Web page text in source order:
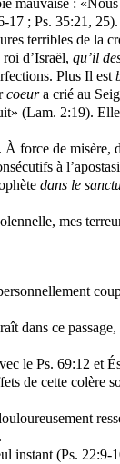
mauvaise :
17 ; Ps. 35:21, 25).
terribles de
d’Israël, qu’il
Plus Il est
coeura crié au
(Lam. 2:19).
de
à
dans le
mes
dans ce
le Ps. 69:12 et
de cette colère
instant (Ps.